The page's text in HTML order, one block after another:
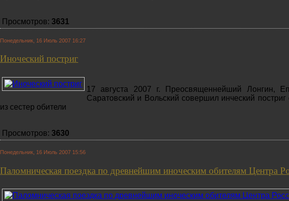
Просмотров: 3631
Понедельник, 16 Июль 2007 16:27
Иноческий постриг
17 августа 2007 г. Преосвященнейший Лонгин,
Саратовский и Вольский совершил инческий постриг
из сестер обители
Просмотров: 3630
Понедельник, 16 Июль 2007 15:56
Паломническая поездка по древнейшим иноческим обителям Центра